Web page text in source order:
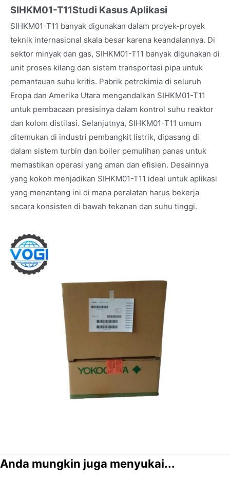
SIHKM01-T11Studi Kasus Aplikasi
SIHKM01-T11 banyak digunakan dalam proyek-proyek
teknik internasional skala besar karena keandalannya. Di
sektor minyak dan gas, SIHKM01-T11 banyak digunakan di
unit proses kilang dan sistem transportasi pipa untuk
pemantauan suhu kritis. Pabrik petrokimia di seluruh
Eropa dan Amerika Utara mengandalkan SIHKM01-T11
untuk pembacaan presisinya dalam kontrol suhu reaktor
dan kolom distilasi. Selanjutnya, SIHKM01-T11 umum
ditemukan di industri pembangkit listrik, dipasang di
dalam sistem turbin dan boiler pemulihan panas untuk
memastikan operasi yang aman dan efisien. Desainnya
yang kokoh menjadikan SIHKM01-T11 ideal untuk aplikasi
yang menantang ini di mana peralatan harus bekerja
secara konsisten di bawah tekanan dan suhu tinggi.
Anda mungkin juga menyukai...